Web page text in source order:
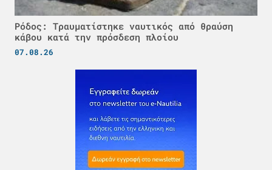
Ρόδος: Τραυματίστηκε ναυτικός από θραύση
κάβου κατά την πρόσδεση πλοίου
07.08.26